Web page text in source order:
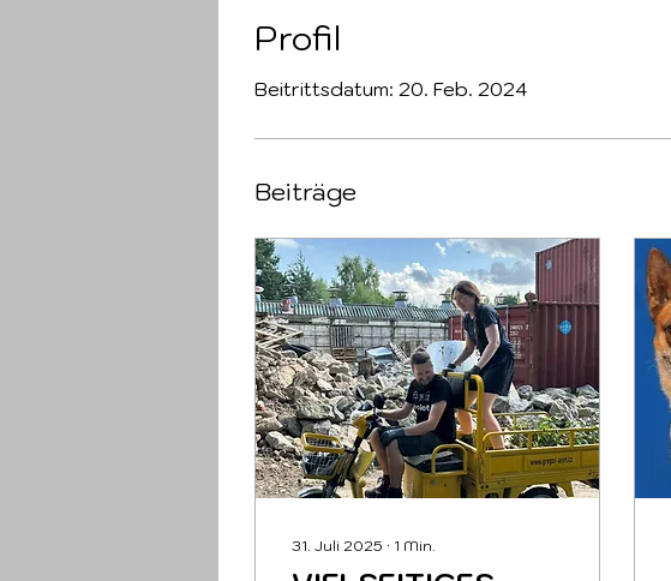
Profil
Beitrittsdatum: 20. Feb. 2024
Beiträge
31. Juli 2025 ∙ 1 Min.